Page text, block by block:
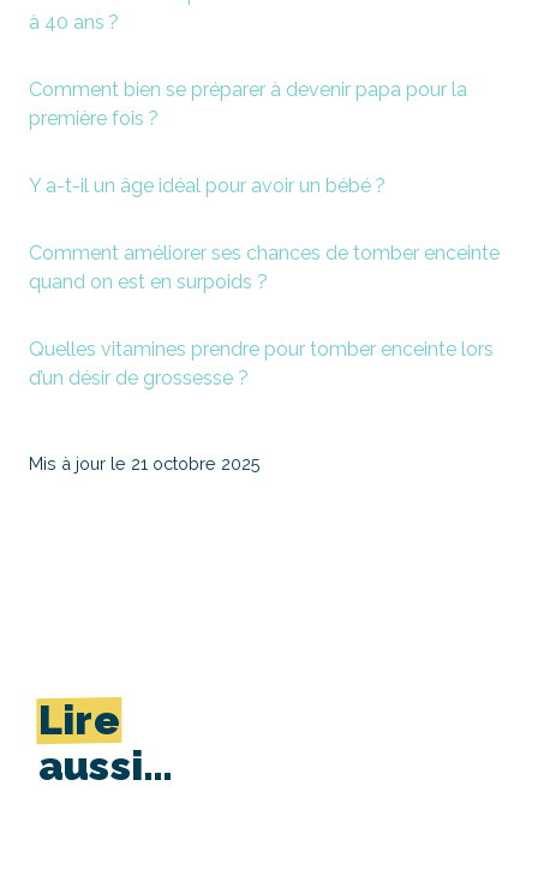
à 40 ans ?
Comment bien se préparer à devenir papa pour la
première fois ?
Y a-t-il un âge idéal pour avoir un bébé ?
Comment améliorer ses chances de tomber enceinte
quand on est en surpoids ?
Quelles vitamines prendre pour tomber enceinte lors
d’un désir de grossesse ?
Mis à jour le 21 octobre 2025
Lire
aussi…